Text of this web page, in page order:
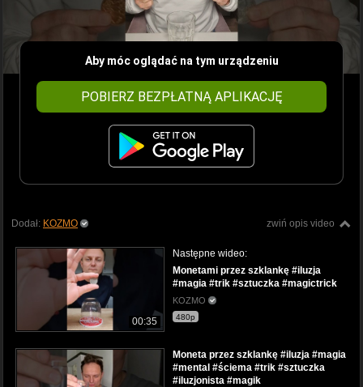
Aby móc oglądać na tym urządzeniu
POBIERZ BEZPŁATNĄ APLIKACJĘ
zwiń opis video
Dodał: KOZMO
00:35
Następne wideo:
Monetami przez szklankę #iluzja
#magia #trik #sztuczka #magictrick
KOZMO
480p
Moneta przez szklankę #iluzja #magia
#mental #ściema #trik #sztuczka
#iluzjonista #magik